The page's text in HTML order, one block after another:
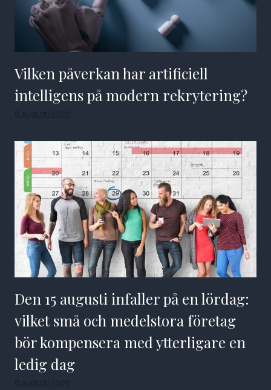
Vilken påverkan har artificiell
intelligens på modern rekrytering?
8 augusti 2026
Den 15 augusti infaller på en lördag:
vilket små och medelstora företag
bör kompensera med ytterligare en
ledig dag
8 augusti 2026